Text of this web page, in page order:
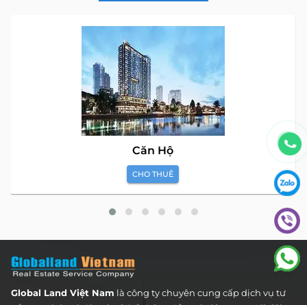
Căn Hộ
CHO THUÊ
Global Land Việt Nam là công ty chuyên cung cấp dịch vụ tư